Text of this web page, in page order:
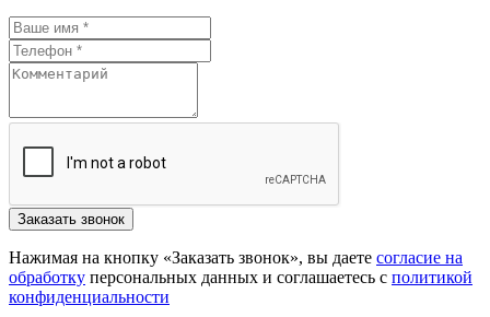
Нажимая на кнопку «Заказать звонок», вы даете согласие на
обработку персональных данных и соглашаетесь c политикой
конфиденциальности